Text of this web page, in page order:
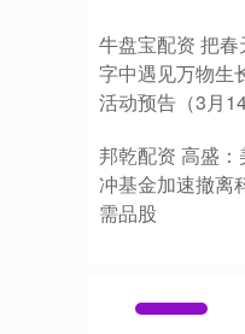
牛盘宝配资 把
字中遇见万物生
活动预告（3月
邦乾配资 高盛
冲基金加速撤离
需品股